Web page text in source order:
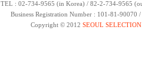
TEL : 02-734-9565 (in Korea) / 82-2-734-9565
Business Registration Number : 101-81-
Copyright © 2012 SEOUL SELECTION